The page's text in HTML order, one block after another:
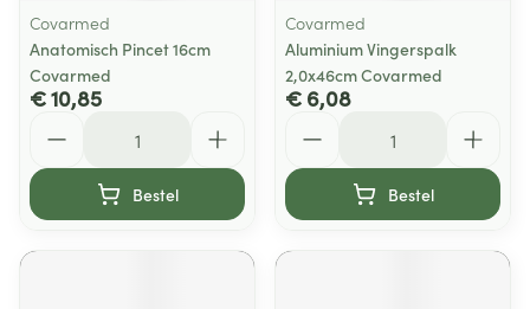
Covarmed
Anatomisch Pincet 16cm
Covarmed
€ 10,85
Bestel
Covarmed
Aluminium Vingerspalk
2,0x46cm Covarmed
€ 6,08
Bestel